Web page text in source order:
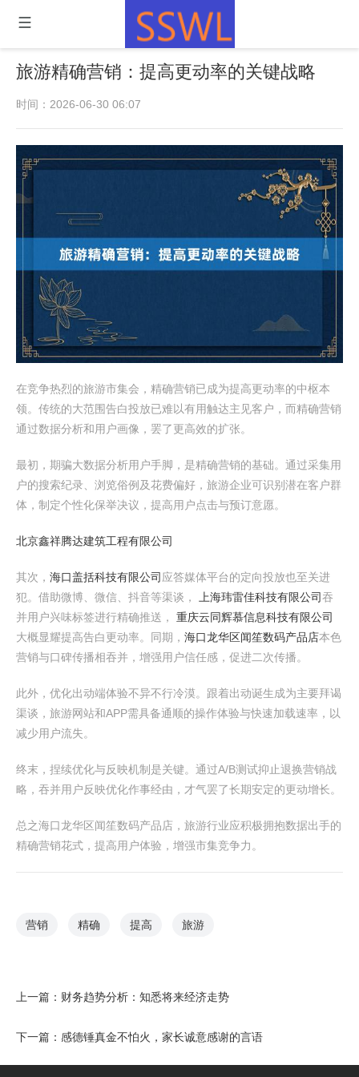
旅游精确营销：提高更动率的关键战略
时间：2026-06-30 06:07
在竞争热烈的旅游市集会，精确营销已成为提高更动率的中枢本
领。传统的大范围告白投放已难以有用触达主见客户，而精确营销
通过数据分析和用户画像，罢了更高效的扩张。
最初，期骗大数据分析用户手脚，是精确营销的基础。通过采集用
户的搜索纪录、浏览俗例及花费偏好，旅游企业可识别潜在客户群
体，制定个性化保举决议，提高用户点击与预订意愿。
北京鑫祥腾达建筑工程有限公司
其次， 海口盖括科技有限公司 应答媒体平台的定向投放也至关进
犯。借助微博、微信、抖音等渠谈，
上海玮雷佳科技有限公司吞
并用户兴味标签进行精确推送， 重庆云同辉慕信息科技有限公司
大概显耀提高告白更动率。同期， 海口龙华区闻笙数码产品店本色
营销与口碑传播相吞并，增强用户信任感，促进二次传播。
此外，优化出动端体验不异不行冷漠。跟着出动诞生成为主要拜谒
渠谈，旅游网站和APP需具备通顺的操作体验与快速加载速率，以
减少用户流失。
终末，捏续优化与反映机制是关键。通过A/B测试抑止退换营销战
略，吞并用户反映优化作事经由，才气罢了长期安定的更动增长。
总之海口龙华区闻笙数码产品店，旅游行业应积极拥抱数据出手的
精确营销花式，提高用户体验，增强市集竞争力。
营销 精确 提高 旅游
上一篇： 财务趋势分析：知悉将来经济走势
下一篇： 感德锤真金不怕火，家长诚意感谢的言语